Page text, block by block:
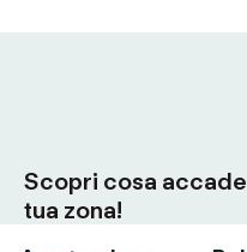
Scopri cosa
tua zona!